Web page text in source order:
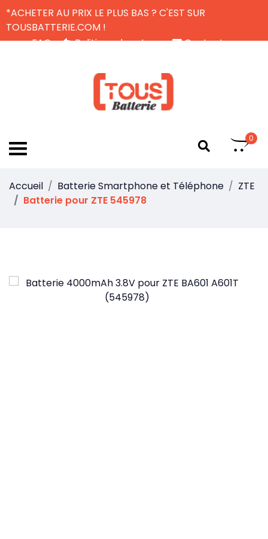
*ACHETER AU PRIX LE PLUS BAS ? C'EST SUR
TOUSBATTERIE.COM !
FAQ
Politique de retour
Contactez-nous
0
Accueil Batterie Smartphone et Téléphone
ZTE
Batterie pour ZTE 545978